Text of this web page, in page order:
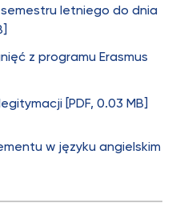
letniego do dnia
z programu Erasmus
[PDF, 0.03 MB]
w języku angielskim